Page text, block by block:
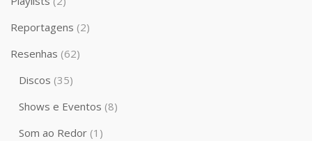
Reportagens (2)
Resenhas (62)
Discos (35)
Shows e Eventos (8)
Som ao Redor (1)